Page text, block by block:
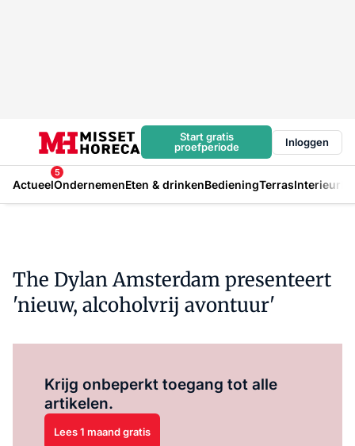
Start gratis
proefperiode
Inloggen
Actueel
5
OndernemenEten & drinkenBedieningTerrasInterieur
The Dylan Amsterdam presenteert
'nieuw, alcoholvrij avontuur'
Krijg onbeperkt toegang tot alle
artikelen.
Lees 1 maand gratis